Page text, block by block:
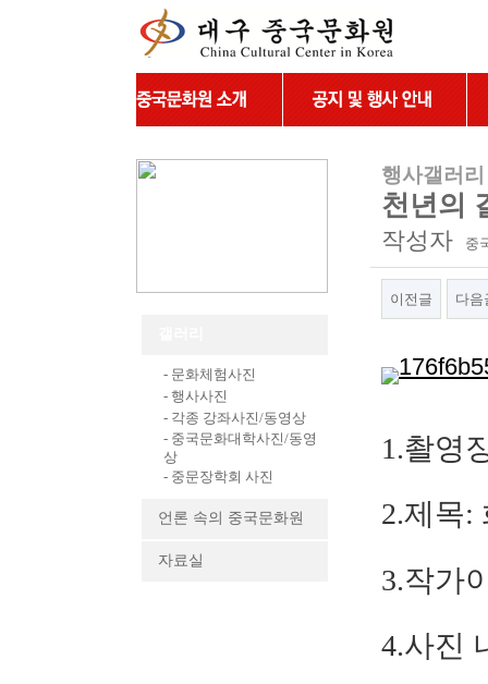
- 문화체험사진
- 행사사진
- 각종 강좌사진/동영상
- 중국문화대학사진/동영
상
- 중문장학회 사진
언론 속의 중국문화원
자료실
행사갤러리
천년의
작성자 중
이전글 다음
본문
1.촬영
2.제목:
3.작가
4.사진